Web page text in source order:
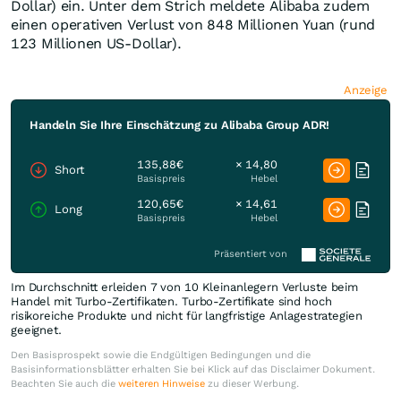
Dollar) ein. Unter dem Strich meldete Alibaba zudem
einen operativen Verlust von 848 Millionen Yuan (rund
123 Millionen US-Dollar).
Anzeige
Handeln Sie Ihre Einschätzung zu Alibaba Group ADR!
Short 135,88€
Basispreis
× 14,80
Hebel
Long 120,65€
Basispreis
× 14,61
Hebel
Präsentiert von
Im Durchschnitt erleiden 7 von 10 Kleinanlegern Verluste beim
Handel mit Turbo-Zertifikaten. Turbo-Zertifikate sind hoch
risikoreiche Produkte und nicht für langfristige Anlagestrategien
geeignet.
Den Basisprospekt sowie die Endgültigen Bedingungen und die
Basisinformationsblätter erhalten Sie bei Klick auf das Disclaimer Dokument.
Beachten Sie auch die weiteren Hinweise zu dieser Werbung.